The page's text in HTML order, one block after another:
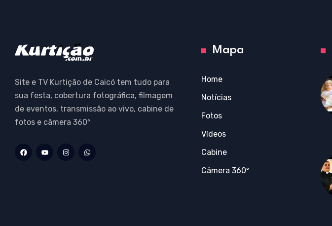
Site e TV Kurtição de Caicó tem tudo para
sua festa, cobertura fotográfica, filmagem
de eventos, transmissão ao vivo, cabine de
fotos e câmera 360º
Mapa
Home
Notícias
Fotos
Vídeos
Cabine
Câmera 360º